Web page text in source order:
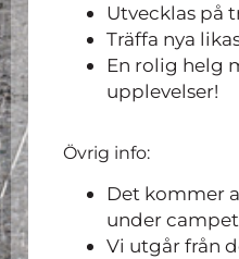
Utvecklas på
Träffa nya
En rolig helg
upplevelser!
Övrig info:
Det kommer
under
Vi utgår från